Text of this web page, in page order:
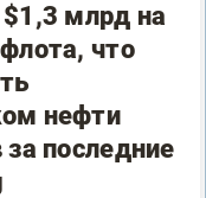
млрд на
что
нефти
последние